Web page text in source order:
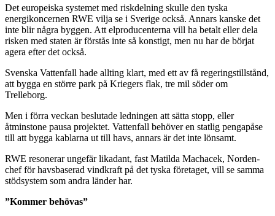
Det europeiska systemet med riskdelning skulle den tyska
energikoncernen RWE vilja se i Sverige också. Annars kanske det
inte blir några byggen. Att elproducenterna vill ha betalt eller dela
risken med staten är förstås inte så konstigt, men nu har de börjat
agera efter det också.
Svenska Vattenfall hade allting klart, med ett av få regeringstillstånd,
att bygga en större park på Kriegers flak, tre mil söder om
Trelleborg.
Men i förra veckan beslutade ledningen att sätta stopp, eller
åtminstone pausa projektet. Vattenfall behöver en statlig pengapåse
till att bygga kablarna ut till havs, annars är det inte lönsamt.
RWE resonerar ungefär likadant, fast Matilda Machacek, Norden-
chef för havsbaserad vindkraft på det tyska företaget, vill se samma
stödsystem som andra länder har.
”Kommer behövas”